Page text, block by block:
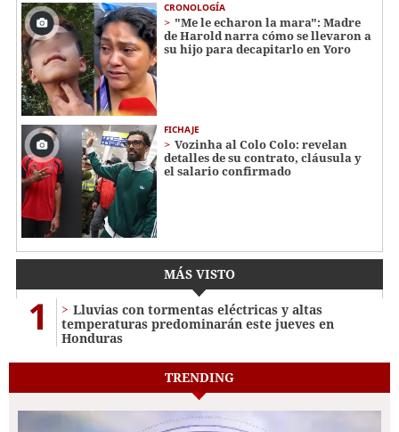
CRONOLOGÍA
"Me le echaron la mara": Madre
de Harold narra cómo se llevaron a
su hijo para decapitarlo en Yoro
FICHAJE
Vozinha al Colo Colo: revelan
detalles de su contrato, cláusula y
el salario confirmado
MÁS VISTO
1
Lluvias con tormentas eléctricas y altas
temperaturas predominarán este jueves en
Honduras
TRENDING